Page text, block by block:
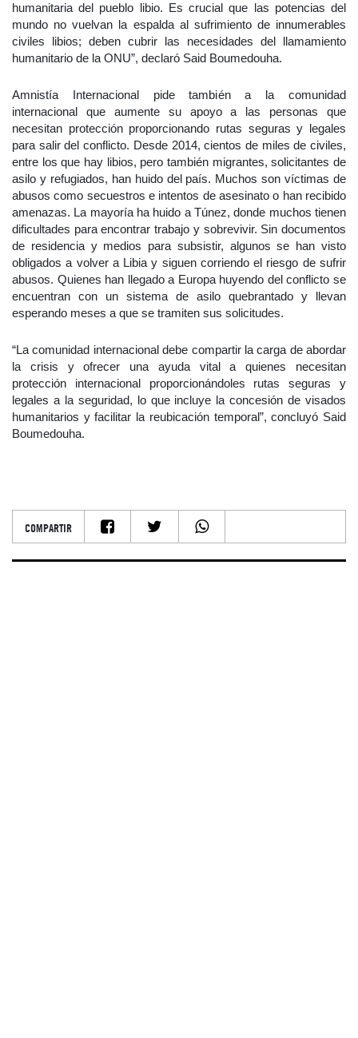
humanitaria del pueblo libio. Es crucial que las potencias del
mundo no vuelvan la espalda al sufrimiento de innumerables
civiles libios; deben cubrir las necesidades del llamamiento
humanitario de la ONU”, declaró Said Boumedouha.
Amnistía Internacional pide también a la comunidad
internacional que aumente su apoyo a las personas que
necesitan protección proporcionando rutas seguras y legales
para salir del conflicto. Desde 2014, cientos de miles de civiles,
entre los que hay libios, pero también migrantes, solicitantes de
asilo y refugiados, han huido del país. Muchos son víctimas de
abusos como secuestros e intentos de asesinato o han recibido
amenazas. La mayoría ha huido a Túnez, donde muchos tienen
dificultades para encontrar trabajo y sobrevivir. Sin documentos
de residencia y medios para subsistir, algunos se han visto
obligados a volver a Libia y siguen corriendo el riesgo de sufrir
abusos. Quienes han llegado a Europa huyendo del conflicto se
encuentran con un sistema de asilo quebrantado y llevan
esperando meses a que se tramiten sus solicitudes.
“La comunidad internacional debe compartir la carga de abordar
la crisis y ofrecer una ayuda vital a quienes necesitan
protección internacional proporcionándoles rutas seguras y
legales a la seguridad, lo que incluye la concesión de visados
humanitarios y facilitar la reubicación temporal”, concluyó Said
Boumedouha.
COMPARTIR